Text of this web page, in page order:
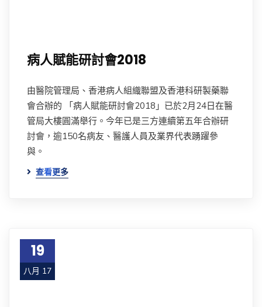
病人賦能研討會2018
由醫院管理局、香港病人組織聯盟及香港科研製藥聯
會合辦的 「病人賦能研討會2018」已於2月24日在醫
管局大樓圓滿舉行。今年已是三方連續第五年合辦研
討會，逾150名病友、醫護人員及業界代表踴躍參
與。
查看更多
19
八月 17